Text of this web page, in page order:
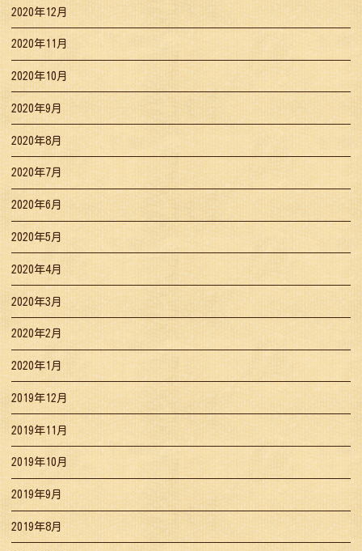
2020年12月
2020年11月
2020年10月
2020年9月
2020年8月
2020年7月
2020年6月
2020年5月
2020年4月
2020年3月
2020年2月
2020年1月
2019年12月
2019年11月
2019年10月
2019年9月
2019年8月